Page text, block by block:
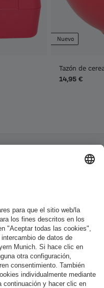
Nuevo
Tazón de
14,95 €